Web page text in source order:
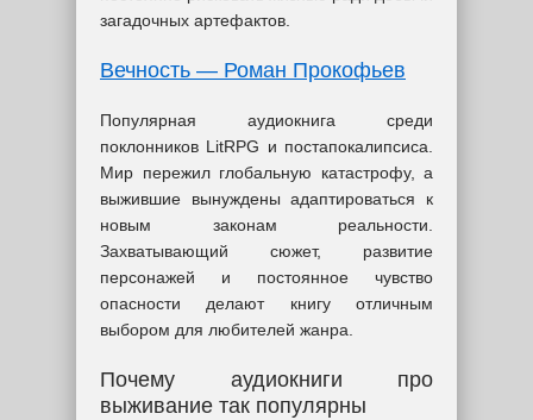
загадочных артефактов.
Вечность — Роман Прокофьев
Популярная аудиокнига среди
поклонников LitRPG и постапокалипсиса.
Мир пережил глобальную катастрофу, а
выжившие вынуждены адаптироваться к
новым законам реальности.
Захватывающий сюжет, развитие
персонажей и постоянное чувство
опасности делают книгу отличным
выбором для любителей жанра.
Почему аудиокниги про
выживание так популярны